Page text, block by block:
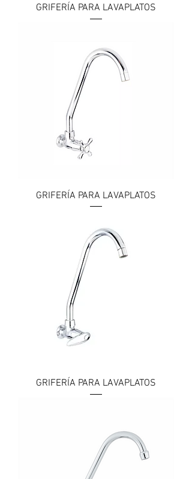
GRIFERÍA PARA LAVAPLATOS
GRIFERÍA PARA LAVAPLATOS
GRIFERÍA PARA LAVAPLATOS